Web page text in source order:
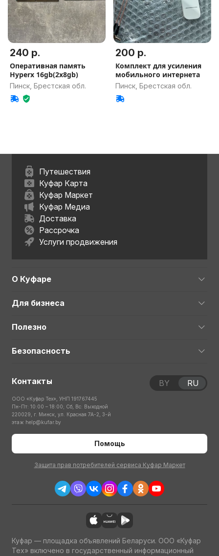
240 р.
Оперативная память
Hyperx 16gb(2x8gb)
Пинск, Брестская обл.
200 р.
Комплект для усиления
мобильного интернета
Пинск, Брестская обл.
Путешествия
Куфар Карта
Куфар Маркет
Куфар Медиа
Доставка
Рассрочка
Услуги продвижения
О Куфаре
Для бизнеса
Полезно
Безопасность
Контакты
ООО «Куфар Тех», УНП 191767445
Пн-Пт: 10:00 – 18:00; Сб, Вс: Выходной
220029, г. Минск, ул. Красная 7А-2, 3-й
этаж help@kufar.by
Помощь
Защита прав потребителей сервиса Куфар Маркет
BY RU
Куфар — площадка объявлений Беларуси. ООО «Куфар
Тех» включено в государственный информационный